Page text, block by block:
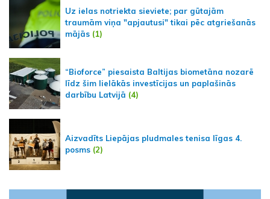
Uz ielas notriekta sieviete; par gūtajām
traumām viņa "apjautusi" tikai pēc atgriešanās
mājās (1)
“Bioforce” piesaista Baltijas biometāna nozarē
līdz šim lielākās investīcijas un paplašinās
darbību Latvijā (4)
Aizvadīts Liepājas pludmales tenisa līgas 4.
posms (2)